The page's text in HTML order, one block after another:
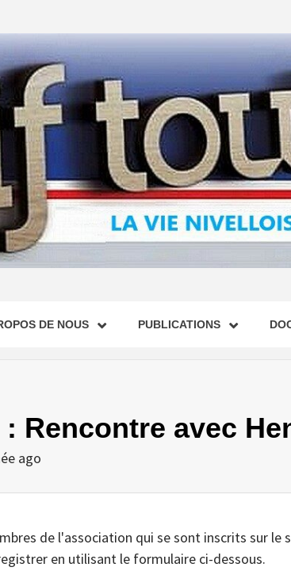
DE NOUS PUBLICATIONS
Rencontre avec
ago
de l'association qui se sont inscrits sur le
en utilisant le formulaire ci-dessous.